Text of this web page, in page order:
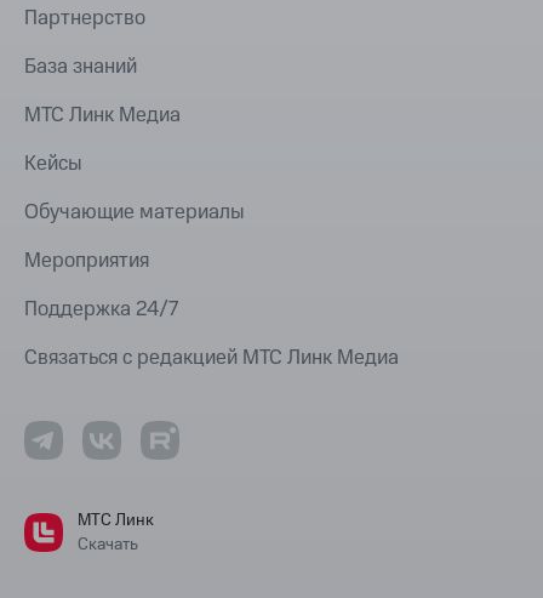
Партнерство
База знаний
МТС Линк Медиа
Кейсы
Обучающие материалы
Мероприятия
Поддержка 24/7
Связаться с редакцией МТС Линк Медиа
МТС Линк
Скачать